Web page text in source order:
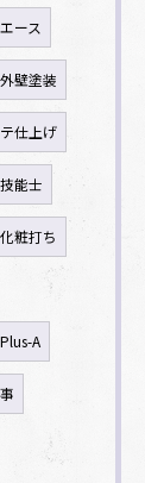
ース
壁塗装
仕上げ
能士
化粧打ち
A